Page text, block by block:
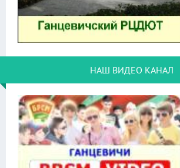
НАШ ВИДЕО КАНАЛ